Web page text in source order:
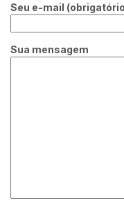
Seu e-mail
Sua mensagem